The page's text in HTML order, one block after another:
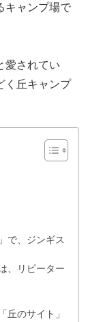
キャンプ場で
愛されてい
く丘キャンプ
で、ジンギス
、リピーター
丘のサイト」